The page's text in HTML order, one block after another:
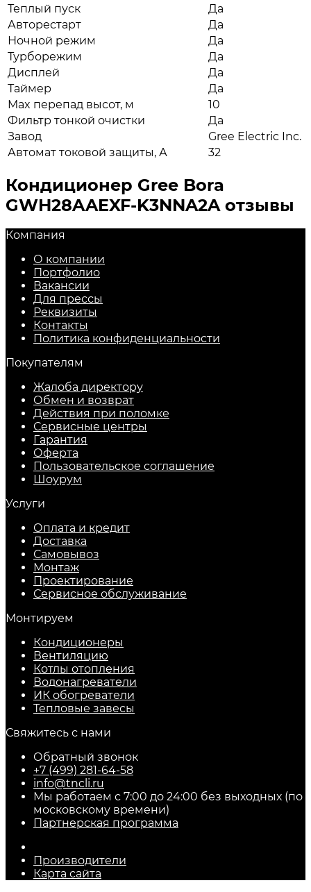
Теплый пуск
Да
Авторестарт
Да
Ночной режим
Да
Турборежим
Да
Дисплей
Да
Таймер
Да
Max перепад высот, м
10
Фильтр тонкой очистки
Да
Завод
Gree Electric Inc.
Автомат токовой защиты, А
32
Кондиционер Gree Bora
GWH28AAEXF-K3NNA2A отзывы
Компания
О компании
Портфолио
Вакансии
Для прессы
Реквизиты
Контакты
Политика конфиденциальности
Покупателям
Жалоба директору
Обмен и возврат
Действия при поломке
Сервисные центры
Гарантия
Оферта
Пользовательское соглашение
Шоурум
Услуги
Оплата и кредит
Доставка
Самовывоз
Монтаж
Проектирование
Сервисное обслуживание
Монтируем
Кондиционеры
Вентиляцию
Котлы отопления
Водонагреватели
ИК обогреватели
Тепловые завесы
Свяжитесь с нами
Обратный звонок
+7 (499) 281-64-58
info@tncli.ru
Мы работаем с 7:00 до 24:00 без выходных (по
московскому времени)
Партнерская программа
Производители
Карта сайта